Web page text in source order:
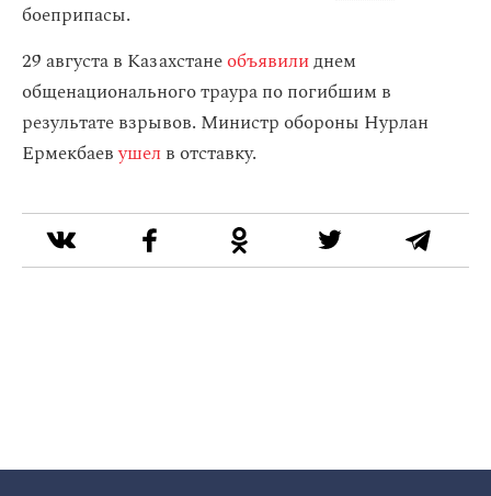
боеприпасы.
29 августа в Казахстанеобъявилиднем
общенационального траура по погибшим в
результате взрывов. Министр обороны Нурлан
Ермекбаевушел в отставку.